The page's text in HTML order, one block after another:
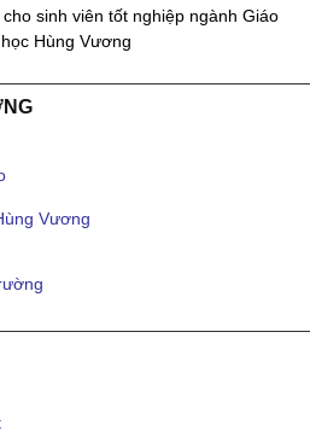
sinh viên tốt nghiệp ngành Giáo
Hùng Vương
Vương